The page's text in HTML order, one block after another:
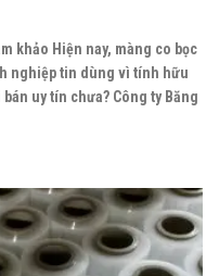
khảo Hiện nay, màng co bọc
nghiệp tin dùng vì tính hữu
uy tín chưa? Công ty Băng